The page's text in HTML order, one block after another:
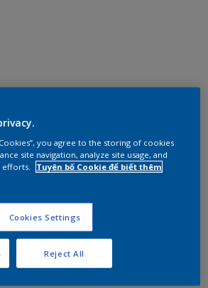
you agree to the storing of cookies
site navigation, analyze site usage, and
Tuyên bố Cookie để biết thêm
Cookies Settings
Reject All